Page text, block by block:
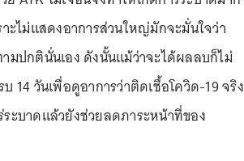
ะไม่แสดงอาการส่วนใหญ่มักจะมั่นใจว่า
มปกตินั่นเอง ดังนั้นแม้ว่าจะได้ผลลบก็ไม่
14 วันเพื่อดูอาการว่าติดเชื้อโควิด-19 จริง
ะบาดแล้วยังช่วยลดภาระหน้าที่ของ